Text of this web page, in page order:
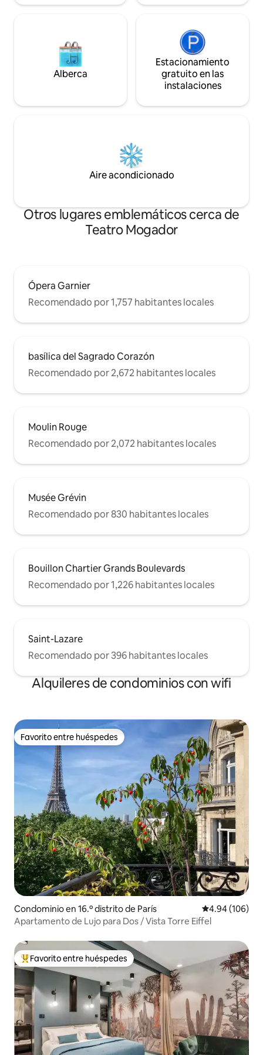
Alberca
Estacionamiento
gratuito en las
instalaciones
Aire acondicionado
Otros lugares emblemáticos cerca de
Teatro Mogador
Ópera Garnier
Recomendado por 1,757 habitantes locales
basílica del Sagrado Corazón
Recomendado por 2,672 habitantes locales
Moulin Rouge
Recomendado por 2,072 habitantes locales
Musée Grévin
Recomendado por 830 habitantes locales
Bouillon Chartier Grands Boulevards
Recomendado por 1,226 habitantes locales
Saint-Lazare
Recomendado por 396 habitantes locales
Alquileres de condominios con wifi
Favorito entre huéspedes
Favorito entre huéspedes
Condominio en 16.º distrito de París Calificación
4.94 (106)
Apartamento de Lujo para Dos / Vista Torre Eiffel
De los mejores en Favorito entre huéspedes
Favorito entre huéspedes